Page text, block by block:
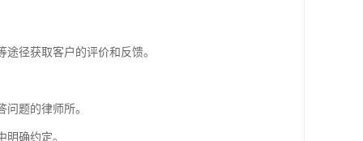
径获取客户的评价和反馈。
题的律师所。
确约定。